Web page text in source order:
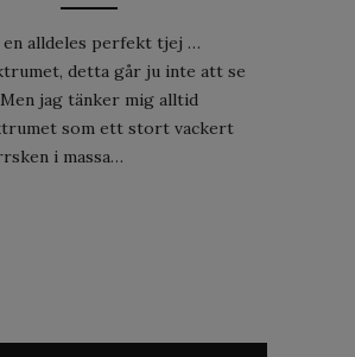
alldeles perfekt tjej …
detta går ju inte att se
jag tänker mig alltid
som ett stort vackert
i massa…